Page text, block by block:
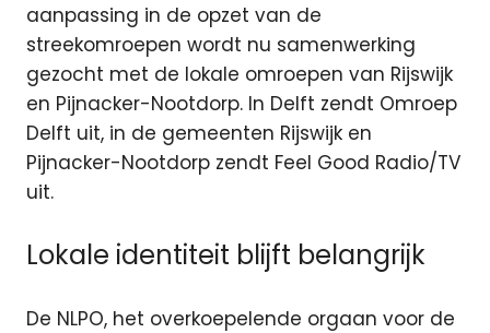
aanpassing in de opzet van de
streekomroepen wordt nu samenwerking
gezocht met de lokale omroepen van Rijswijk
en Pijnacker-Nootdorp. In Delft zendt Omroep
Delft uit, in de gemeenten Rijswijk en
Pijnacker-Nootdorp zendt Feel Good Radio/TV
uit.
Lokale identiteit blijft belangrijk
De NLPO, het overkoepelende orgaan voor de